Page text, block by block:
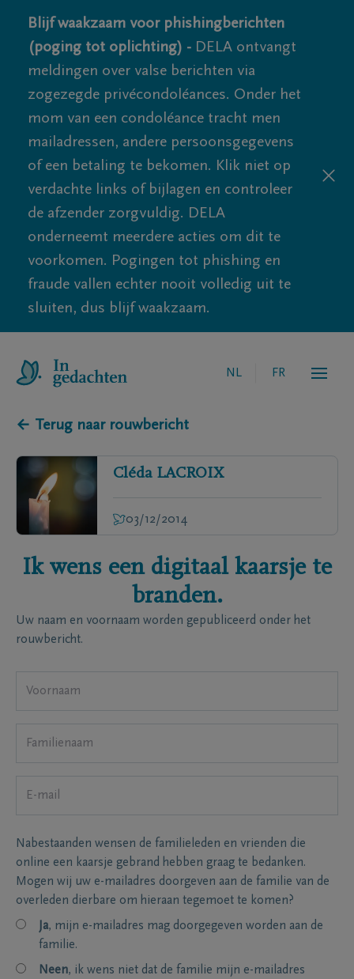
Blijf waakzaam voor phishingberichten
(poging tot oplichting) - DELA ontvangt
meldingen over valse berichten via
zogezegde privécondoléances. Onder het
mom van een condoléance tracht men
mailadressen, andere persoonsgegevens
of een betaling te bekomen. Klik niet op
verdachte links of bijlagen en controleer
de afzender zorgvuldig. DELA
onderneemt meerdere acties om dit te
voorkomen. Pogingen tot phishing en
fraude vallen echter nooit volledig uit te
sluiten, dus blijf waakzaam.
NL FR
← Terug naar rouwbericht
Cléda LACROIX
03/12/2014
Ik wens een digitaal kaarsje te
branden.
Uw naam en voornaam worden gepubliceerd onder het
rouwbericht.
Nabestaanden wensen de familieleden en vrienden die
online een kaarsje gebrand hebben graag te bedanken.
Mogen wij uw e-mailadres doorgeven aan de familie van de
overleden dierbare om hieraan tegemoet te komen?
Ja, mijn e-mailadres mag doorgegeven worden aan de
familie.
Neen, ik wens niet dat de familie mijn e-mailadres